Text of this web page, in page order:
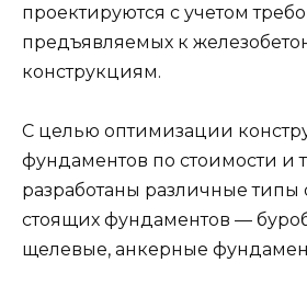
проектируются с учетом
предъявляемых к
конструкциям.
С целью оптимизации
фундаментов по стоимости и
разработаны различные типы
стоящих фундаментов —
щелевые, анкерные